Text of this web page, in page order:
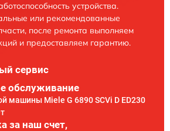
устройства.
или рекомендованные
после ремонта выполняем
и предоставляем гарантию.
сервис
обслуживание
машины Miele G 6890 SCVi D ED230
за наш счет,